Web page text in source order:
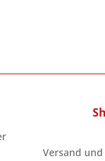
Versand